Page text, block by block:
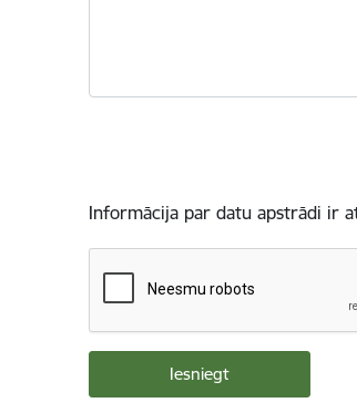
Informācija par datu apstrādi ir